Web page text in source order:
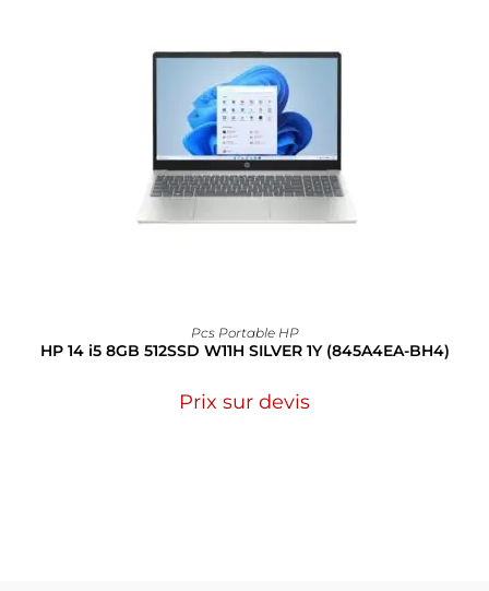
Pcs Portable HP
HP 14 i5 8GB 512SSD W11H SILVER 1Y (845A4EA-BH4)
Prix sur devis